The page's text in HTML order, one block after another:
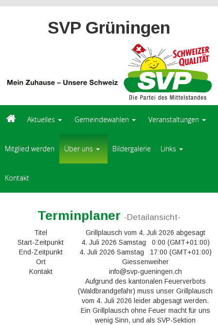
SVP Grüningen
Aktuelles Gemeindewahlen Veranstaltungen
Mitglied werden Über uns Bildergalerie Links
Kontakt
Terminplaner -Detailansicht-
Titel
Grillplausch vom 4. Juli 2026 abgesagt
Start-Zeitpunkt
4. Juli 2026 Samstag 0:00 (GMT+01:00)
End-Zeitpunkt
4. Juli 2026 Samstag 17:00 (GMT+01:00)
Ort
Giessenweiher
Kontakt
info@svp-gueningen.ch
Aufgrund des kantonalen Feuerverbots
(Waldbrandgefahr) muss unser Grillplausch
vom 4. Juli 2026 leider abgesagt werden.
Ein Grillplausch ohne Feuer macht für uns
wenig Sinn, und als SVP-Sektion